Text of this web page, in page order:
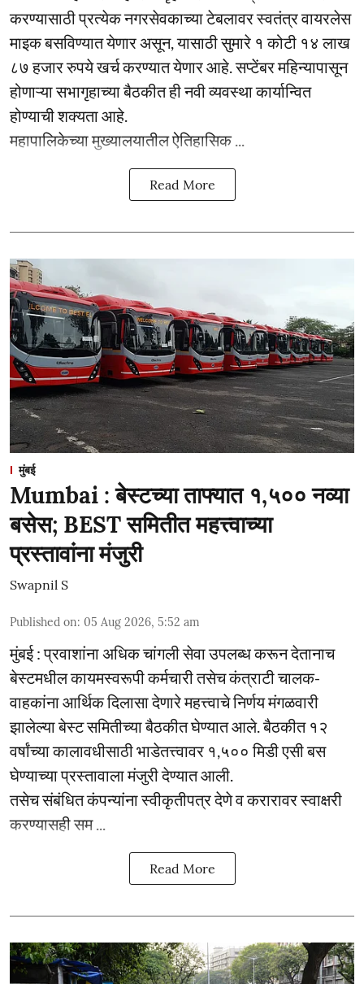
करण्यासाठी प्रत्येक नगरसेवकाच्या टेबलावर स्वतंत्र वायरलेस
माइक बसविण्यात येणार असून, यासाठी सुमारे १ कोटी १४ लाख
८७ हजार रुपये खर्च करण्यात येणार आहे. सप्टेंबर महिन्यापासून
होणाऱ्या सभागृहाच्या बैठकीत ही नवी व्यवस्था कार्यान्वित
होण्याची शक्यता आहे.
महापालिकेच्या मुख्यालयातील ऐतिहासिक ...
Read More
मुंबई
Mumbai : बेस्टच्या ताफ्यात १,५०० नव्या
बसेस; BEST समितीत महत्त्वाच्या
प्रस्तावांना मंजुरी
Swapnil S
Published on: 05 Aug 2026, 5:52 am
मुंबई : प्रवाशांना अधिक चांगली सेवा उपलब्ध करून देतानाच
बेस्टमधील कायमस्वरूपी कर्मचारी तसेच कंत्राटी चालक-
वाहकांना आर्थिक दिलासा देणारे महत्त्वाचे निर्णय मंगळवारी
झालेल्या बेस्ट समितीच्या बैठकीत घेण्यात आले. बैठकीत १२
वर्षांच्या कालावधीसाठी भाडेतत्त्वावर १,५०० मिडी एसी बस
घेण्याच्या प्रस्तावाला मंजुरी देण्यात आली.
तसेच संबंधित कंपन्यांना स्वीकृतीपत्र देणे व करारावर स्वाक्षरी
करण्यासही सम ...
Read More